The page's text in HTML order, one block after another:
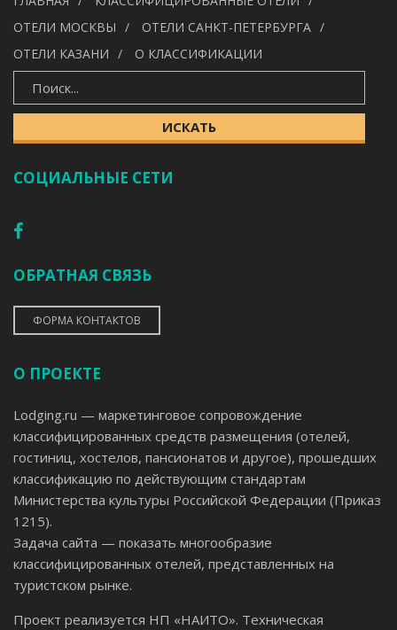
ИСКАТЬ
ОТЕЛИ МОСКВЫ
ОТЕЛИ САНКТ-ПЕТЕРБУРГА
ОТЕЛИ КАЗАНИ
О КЛАССИФИКАЦИИ
ИСКАТЬ
СОЦИАЛЬНЫЕ СЕТИ
ОБРАТНАЯ СВЯЗЬ
ФОРМА КОНТАКТОВ
О ПРОЕКТЕ
Lodging.ru — маркетинговое сопровождение
классифицированных средств размещения (отелей,
гостиниц, хостелов, пансионатов и другое), прошедших
классификацию по действующим стандартам
Министерства культуры Российской Федерации (Приказ
1215).
Задача сайта — показать многообразие
классифицированных отелей, представленных на
туристском рынке.
Проект реализуется НП «НАИТО». Техническая